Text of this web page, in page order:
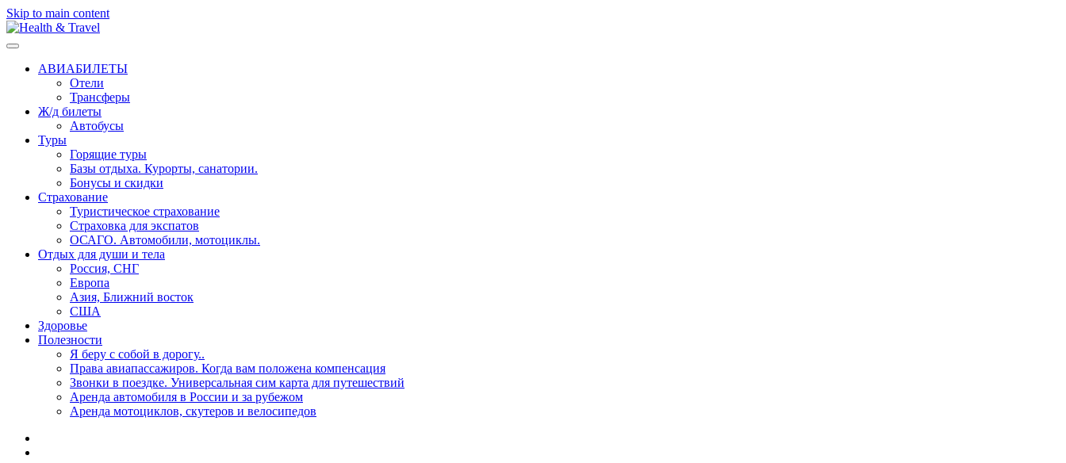
Skip to main content
АВИАБИЛЕТЫ
Отели
Трансферы
Ж/д билеты
Автобусы
Туры
Горящие туры
Базы отдыха. Курорты, санатории.
Бонусы и скидки
Страхование
Туристическое страхование
Страховка для экспатов
ОСАГО. Автомобили, мотоциклы.
Отдых для души и тела
Россия, СНГ
Европа
Азия, Ближний восток
США
Здоровье
Полезности
Я беру с собой в дорогу..
Права авиапассажиров. Когда вам положена компенсация
Звонки в поездке. Универсальная сим карта для путешествий
Аренда автомобиля в России и за рубежом
Аренда мотоциклов, скутеров и велосипедов